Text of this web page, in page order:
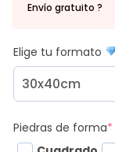
Envío gratuito ?
Elige tu formato
Piedras de forma*